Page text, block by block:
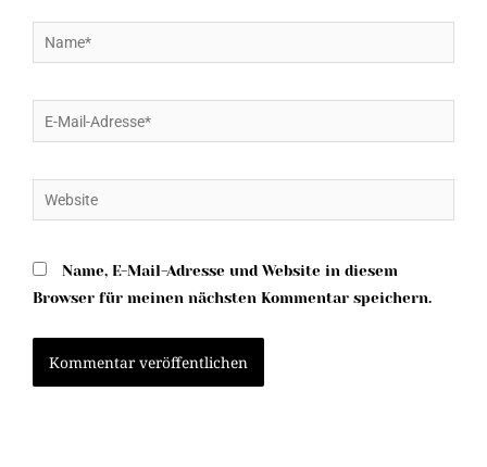
Name*
E-
Mail-
Website
Name, E-Mail-Adresse und Website in diesem
Browser für meinen nächsten Kommentar speichern.